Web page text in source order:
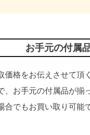
お手元の付属
価格をお伝えさせて頂
、お手元の付属品が揃
でもお買い取り可能